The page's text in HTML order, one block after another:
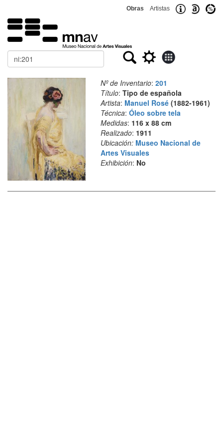
Obras Artistas
Buscar
Nº de Inventario: 201
Título: Tipo de española
Artista: Manuel Rosé(1882-1961)
Técnica: Óleo sobre tela
Medidas: 116 x 88 cm
Realizado: 1911
Ubicación: Museo Nacional de
Artes Visuales
Exhibición: No